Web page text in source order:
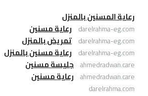
رعاية المسنين بالمنزل
darelrahma-eg.com رعاية مسنين
darelrahma-eg.com تمريض بالمنزل
darelrahma-eg.com رعاية مسنين بالمنزل
ahmedradwan.care جليسة مسنين
ahmedradwan.care رعاية مسنين
darelrahma.com